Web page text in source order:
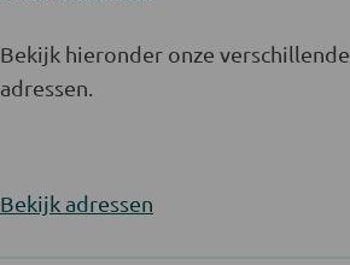
Bekijk hieronder onze verschillende
adressen.
Bekijk adressen